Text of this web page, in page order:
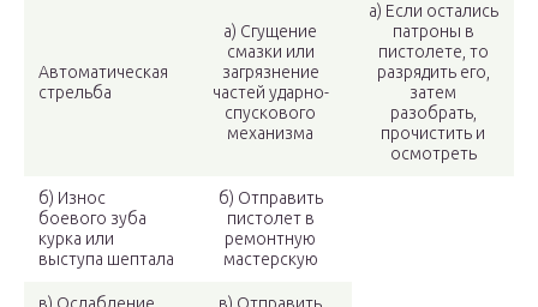
Автоматическая
стрельба
а) Сгущение
смазки или
загрязнение
частей ударно-
спускового
механизма
а) Если остались
патроны в
пистолете, то
разрядить его,
затем
разобрать,
прочистить и
осмотреть
б) Износ
боевого зуба
курка или
выступа шептала
б) Отправить
пистолет в
ремонтную
мастерскую